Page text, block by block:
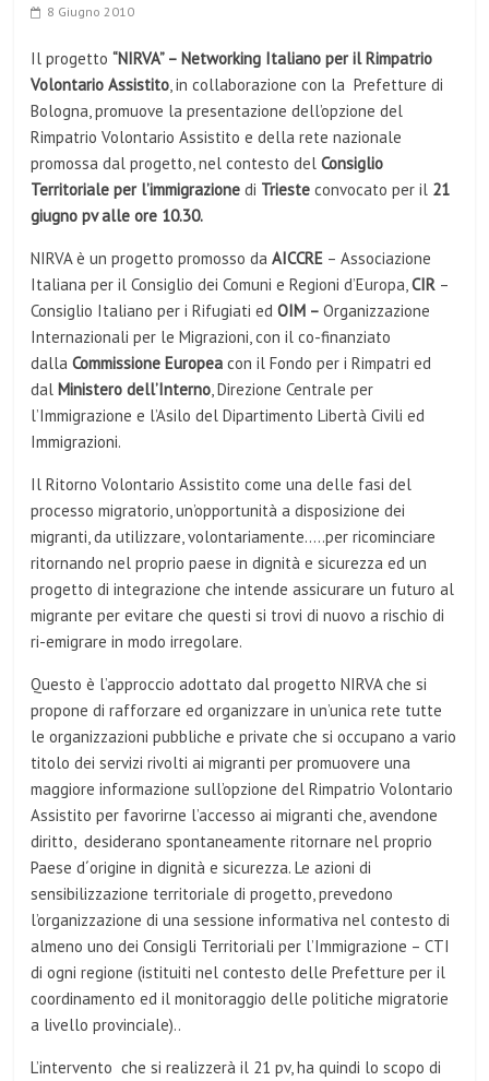
8 Giugno 2010
Il progetto“NIRVA” – Networking Italiano per il Rimpatrio
Volontario Assistito, in collaborazione con la Prefetture di
Bologna, promuove la presentazione dell’opzione del
Rimpatrio Volontario Assistito e della rete nazionale
promossa dal progetto, nel contesto delConsiglio
Territoriale per l’immigrazione di Triesteconvocato per il 21
giugno pv alle ore 10.30.
NIRVA è un progetto promosso daAICCRE – Associazione
Italiana per il Consiglio dei Comuni e Regioni d’Europa,CIR –
Consiglio Italiano per i Rifugiati edOIM –Organizzazione
Internazionali per le Migrazioni, con il co-finanziato
dallaCommissione Europeacon il Fondo per i Rimpatri ed
dalMinistero dell’Interno, Direzione Centrale per
l’Immigrazione e l’Asilo del Dipartimento Libertà Civili ed
Immigrazioni.
Il Ritorno Volontario Assistito come una delle fasi del
processo migratorio, un’opportunità a disposizione dei
migranti, da utilizzare, volontariamente…..per ricominciare
ritornando nel proprio paese in dignità e sicurezza ed un
progetto di integrazione che intende assicurare un futuro al
migrante per evitare che questi si trovi di nuovo a rischio di
ri-emigrare in modo irregolare.
Questo è l’approccio adottato dal progetto NIRVA che si
propone di rafforzare ed organizzare in un’unica rete tutte
le organizzazioni pubbliche e private che si occupano a vario
titolo dei servizi rivolti ai migranti per promuovere una
maggiore informazione sull’opzione del Rimpatrio Volontario
Assistito per favorirne l’accesso ai migranti che, avendone
diritto, desiderano spontaneamente ritornare nel proprio
Paese d´origine in dignità e sicurezza. Le azioni di
sensibilizzazione territoriale di progetto, prevedono
l’organizzazione di una sessione informativa nel contesto di
almeno uno dei Consigli Territoriali per l’Immigrazione – CTI
di ogni regione (istituiti nel contesto delle Prefetture per il
coordinamento ed il monitoraggio delle politiche migratorie
a livello provinciale)..
L’intervento che si realizzerà il 21 pv, ha quindi lo scopo di